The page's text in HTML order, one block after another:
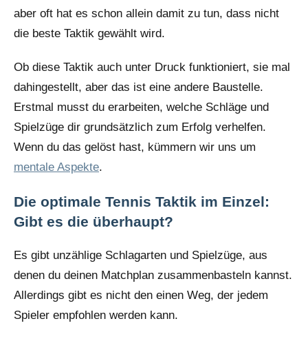
aber oft hat es schon allein damit zu tun, dass nicht
die beste Taktik gewählt wird.
Ob diese Taktik auch unter Druck funktioniert, sie mal
dahingestellt, aber das ist eine andere Baustelle.
Erstmal musst du erarbeiten, welche Schläge und
Spielzüge dir grundsätzlich zum Erfolg verhelfen.
Wenn du das gelöst hast, kümmern wir uns um
mentale Aspekte.
Die optimale Tennis Taktik im Einzel:
Gibt es die überhaupt?
Es gibt unzählige Schlagarten und Spielzüge, aus
denen du deinen Matchplan zusammenbasteln kannst.
Allerdings gibt es nicht den einen Weg, der jedem
Spieler empfohlen werden kann.